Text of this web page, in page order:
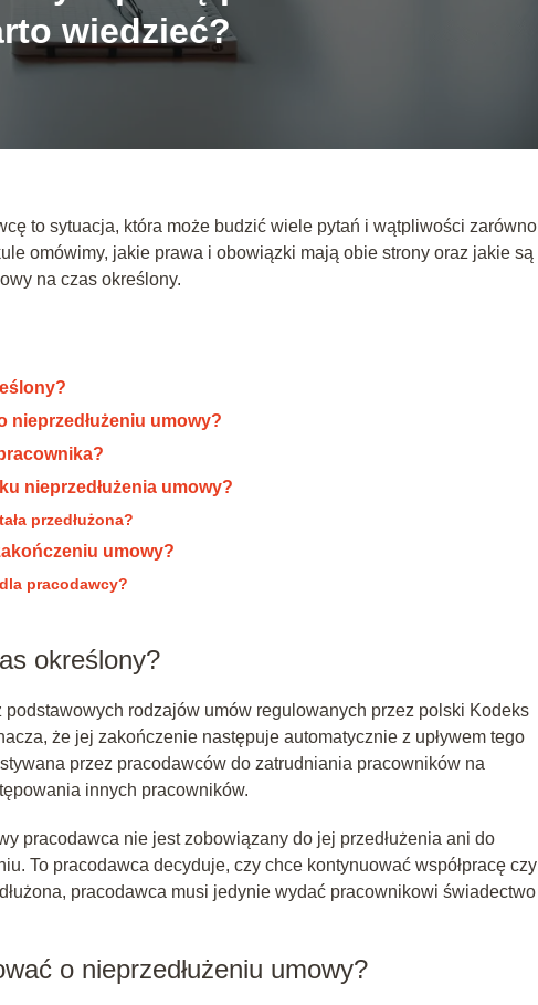
wiedzieć?
to sytuacja, która może budzić wiele pytań i wątpliwości zarówno
omówimy, jakie prawa i obowiązki mają obie strony oraz jakie są
na czas określony.
nieprzedłużeniu umowy?
nieprzedłużenia umowy?
przedłużona?
umowy?
pracodawcy?
określony?
rodzajów umów regulowanych przez polski Kodeks
że jej zakończenie następuje automatycznie z upływem tego
przez pracodawców do zatrudniania pracowników na
innych pracowników.
pracodawca nie jest zobowiązany do jej przedłużenia ani do
To pracodawca decyduje, czy chce kontynuować współpracę czy
pracodawca musi jedynie wydać pracownikowi świadectwo
o nieprzedłużeniu umowy?